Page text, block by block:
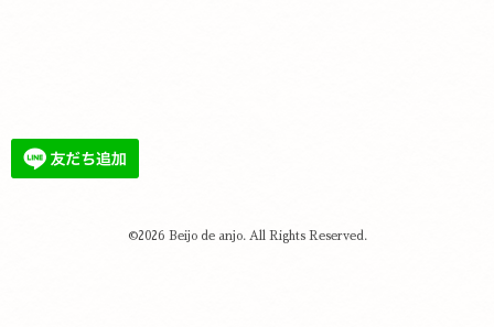
©2026 Beijo de anjo. All Rights Reserved.